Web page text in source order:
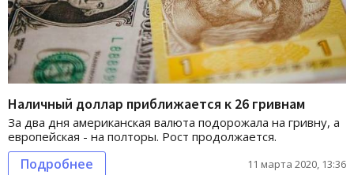
Наличный доллар приближается к 26 гривнам
За два дня американская валюта подорожала на гривну, а
европейская - на полторы. Рост продолжается.
Подробнее 11 марта 2020, 13:36